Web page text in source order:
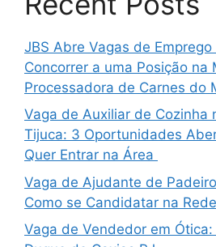
JBS Abre Vagas de Emprego
Concorrer a uma Posição na
Processadora de Carnes do
Vaga de Auxiliar de Cozinha
Tijuca: 3 Oportunidades
Quer Entrar na Área
Vaga de Ajudante de
Como se Candidatar na
Vaga de Vendedor em